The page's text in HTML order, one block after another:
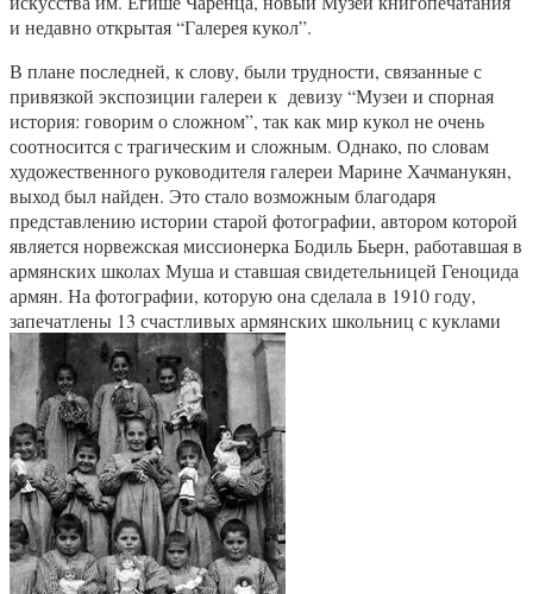
и недавно открытая “Галерея кукол”.
В плане последней, к слову, были трудности, связанные с
привязкой экспозиции галереи к девизу “Музеи и спорная
история: говорим о сложном”, так как мир кукол не очень
соотносится с трагическим и сложным. Однако, по словам
художественного руководителя галереи Марине Хачманукян,
выход был найден. Это стало возможным благодаря
представлению истории старой фотографии, автором которой
является норвежская миссионерка Бодиль Бьерн, работавшая в
армянских школах Муша и ставшая свидетельницей Геноцида
армян. На фотографии, которую она сделала в 1910 году,
запечатлены 13 счастливых армянских школьниц с куклами